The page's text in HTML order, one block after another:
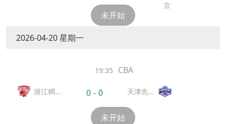
未开始
2026-04-20 星期一
19:35 CBA
浙江稠
0 - 0
天津先行
未开始